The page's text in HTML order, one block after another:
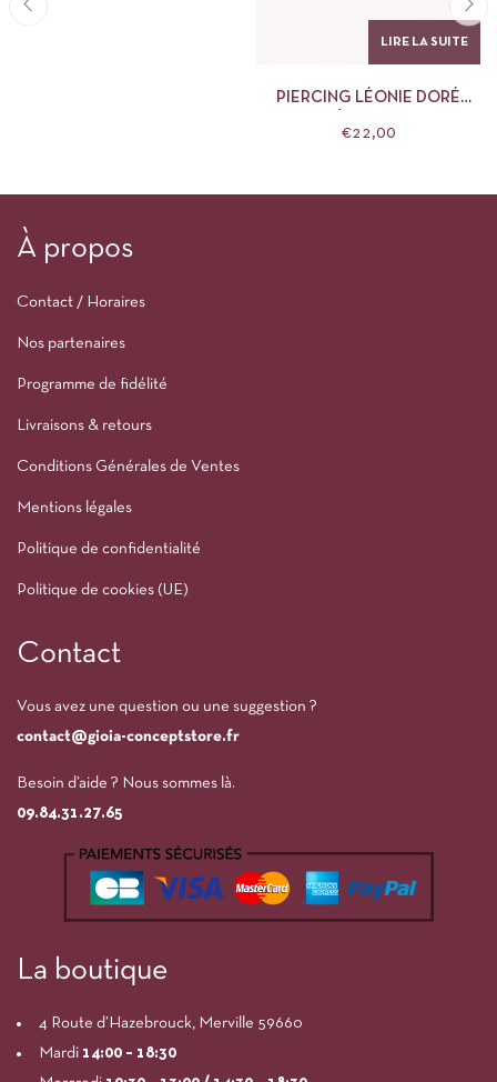
LIRE LA SUITE
PIERCING LÉONIE DORÉ
€22,00
À propos
Contact / Horaires
Nos partenaires
Programme de fidélité
Livraisons & retours
Conditions Générales de Ventes
Mentions légales
Politique de confidentialité
Politique de cookies (UE)
Contact
Vous avez une question ou une suggestion ?
contact@gioia-conceptstore.fr
Besoin d’aide ? Nous sommes là.
09.84.31.27.65
La boutique
4 Route d’Hazebrouck, Merville 59660
Mardi 14:00 – 18:30